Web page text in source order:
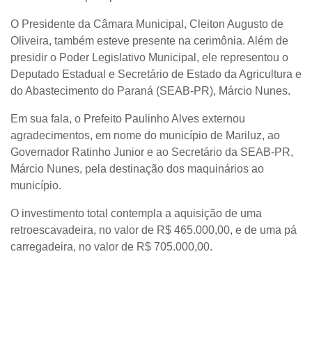
O Presidente da Câmara Municipal, Cleiton Augusto de
Oliveira, também esteve presente na cerimônia. Além de
presidir o Poder Legislativo Municipal, ele representou o
Deputado Estadual e Secretário de Estado da Agricultura e
do Abastecimento do Paraná (SEAB-PR), Márcio Nunes.
Em sua fala, o Prefeito Paulinho Alves externou
agradecimentos, em nome do município de Mariluz, ao
Governador Ratinho Junior e ao Secretário da SEAB-PR,
Márcio Nunes, pela destinação dos maquinários ao
município.
O investimento total contempla a aquisição de uma
retroescavadeira, no valor de R$ 465.000,00, e de uma pá
carregadeira, no valor de R$ 705.000,00.